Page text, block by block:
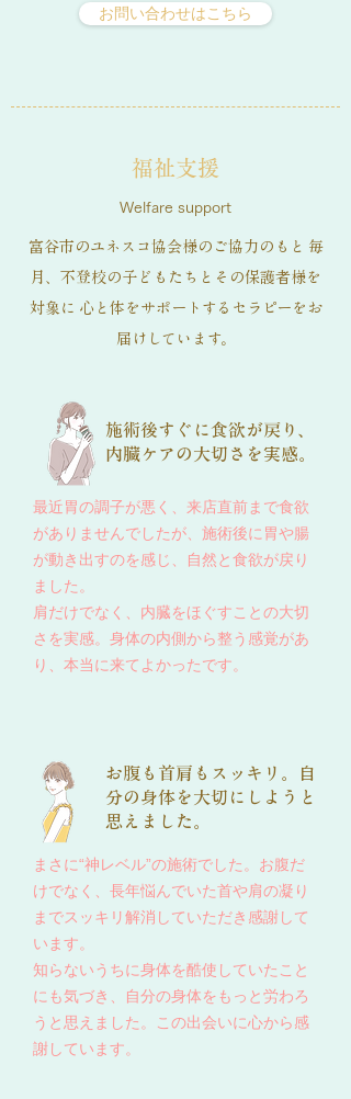
お問い合わせはこちら
福祉支援
Welfare support
富谷市のユネスコ協会様のご協力のもと 毎
月、不登校の子どもたちとその保護者様を
対象に 心と体をサポートするセラピーをお
届けしています。
施術後すぐに食欲が戻り、
内臓ケアの大切さを実感。
最近胃の調子が悪く、来店直前まで食欲
がありませんでしたが、施術後に胃や腸
が動き出すのを感じ、自然と食欲が戻り
ました。
肩だけでなく、内臓をほぐすことの大切
さを実感。身体の内側から整う感覚があ
り、本当に来てよかったです。
お腹も首肩もスッキリ。自
分の身体を大切にしようと
思えました。
まさに“神レベル”の施術でした。お腹だ
けでなく、長年悩んでいた首や肩の凝り
までスッキリ解消していただき感謝して
います。
知らないうちに身体を酷使していたこと
にも気づき、自分の身体をもっと労わろ
うと思えました。この出会いに心から感
謝しています。